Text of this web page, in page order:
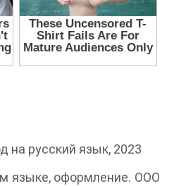
на русский язык, 2023
языке, оформление. ООО